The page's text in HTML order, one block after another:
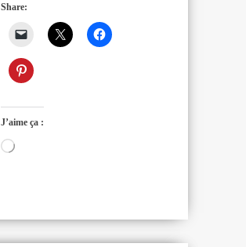
Share:
J’aime ça :
Chargement…